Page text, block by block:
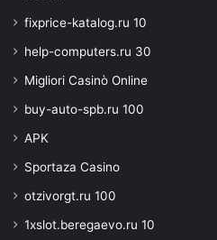
fixprice-katalog.ru 10
help-computers.ru 30
Migliori Casinò Online
buy-auto-spb.ru 100
APK
Sportaza Casino
otzivorgt.ru 100
1xslot.beregaevo.ru 10